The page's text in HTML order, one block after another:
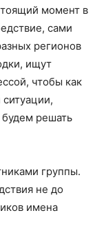
момент в
сами
регионов
ищут
чтобы как
решать
группы.
не до
имена